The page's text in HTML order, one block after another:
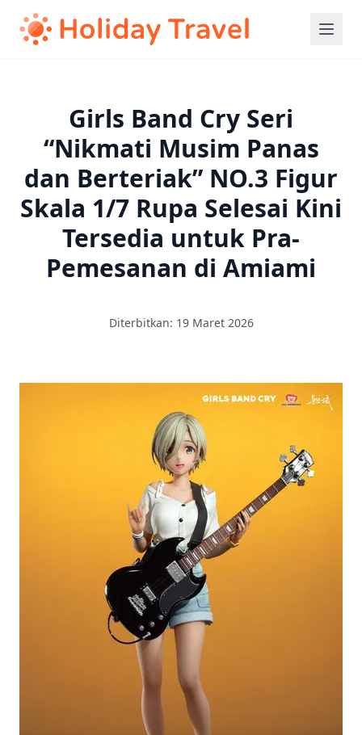
Girls Band Cry Seri
“Nikmati Musim Panas
dan Berteriak” NO.3 Figur
Skala 1/7 Rupa Selesai Kini
Tersedia untuk Pra-
Pemesanan di Amiami
Diterbitkan: 19 Maret 2026